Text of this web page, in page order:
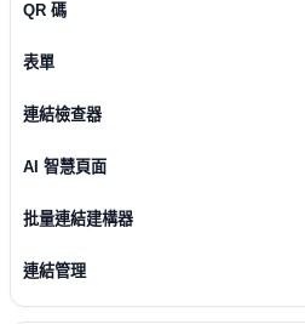
QR 碼
表單
連結檢查器
AI 智慧頁面
批量連結建構器
連結管理